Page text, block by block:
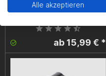
Zündkerzen NGK Iridium,
verschiedene Ausführungen
ab 15,99 € *
Alle akzeptieren